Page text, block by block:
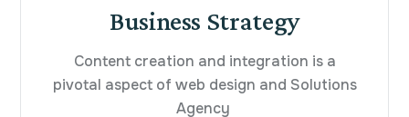
Business Strategy
Content creation and integration is a
pivotal aspect of web design and Solutions
Agency